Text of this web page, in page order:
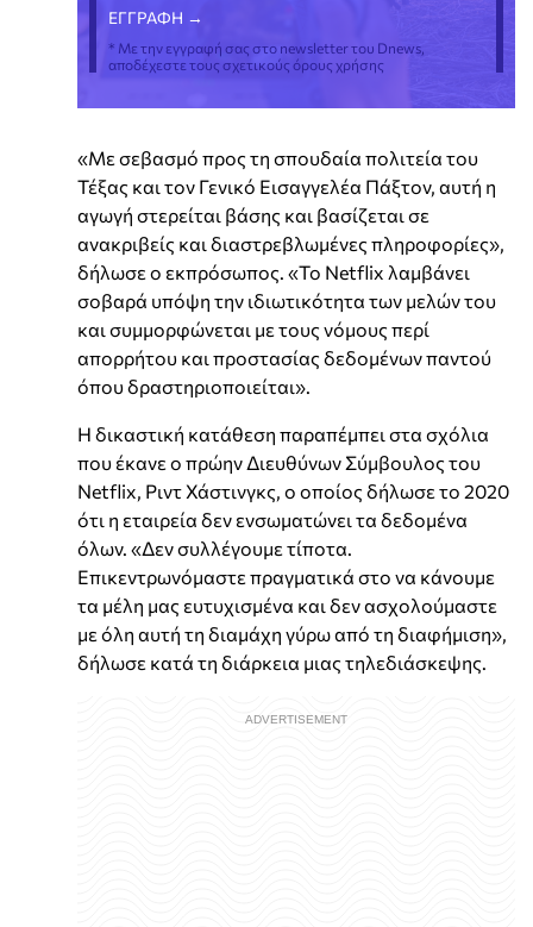
* Με την εγγραφή σας στο newsletter του Dnews,
αποδέχεστε τους σχετικούς όρους χρήσης
«Με σεβασμό προς τη σπουδαία πολιτεία του
Τέξας και τον Γενικό Εισαγγελέα Πάξτον, αυτή η
αγωγή στερείται βάσης και βασίζεται σε
ανακριβείς και διαστρεβλωμένες πληροφορίες»,
δήλωσε ο εκπρόσωπος. «Το Netflix λαμβάνει
σοβαρά υπόψη την ιδιωτικότητα των μελών του
και συμμορφώνεται με τους νόμους περί
απορρήτου και προστασίας δεδομένων παντού
όπου δραστηριοποιείται».
Η δικαστική κατάθεση παραπέμπει στα σχόλια
που έκανε ο πρώην Διευθύνων Σύμβουλος του
Netflix, Ριντ Χάστινγκς, ο οποίος δήλωσε το 2020
ότι η εταιρεία δεν ενσωματώνει τα δεδομένα
όλων. «Δεν συλλέγουμε τίποτα.
Επικεντρωνόμαστε πραγματικά στο να κάνουμε
τα μέλη μας ευτυχισμένα και δεν ασχολούμαστε
με όλη αυτή τη διαμάχη γύρω από τη διαφήμιση»,
δήλωσε κατά τη διάρκεια μιας τηλεδιάσκεψης.